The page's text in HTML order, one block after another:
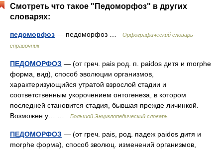
Смотреть что такое "Педоморфоз" в других
словарях:
педоморфоз — педоморфоз …
Орфографический словарь-
справочник
ПЕДОМОРФОЗ — (от греч. pais род. п. paidos дитя и morphe
форма, вид), способ эволюции организмов,
характеризующийся утратой взрослой стадии и
соответственным укорочением онтогенеза, в котором
последней становится стадия, бывшая прежде личинкой.
Возможен у… …
Большой Энциклопедический словарь
ПЕДОМОРФОЗ — (от греч. pais, род. падеж paidos дитя и
morphe форма), способ зволюц. изменений организмов,